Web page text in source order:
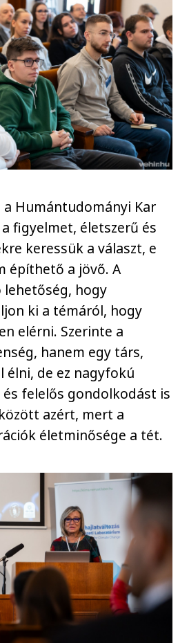
a Humántudományi Kar
figyelmet, életszerű és
keressük a választ, e
építhető a jövő. A
lehetőség, hogy
ki a témáról, hogy
elérni. Szerinte a
hanem egy társ,
élni, de ez nagyfokú
felelős gondolkodást is
azért, mert a
életminősége a tét.